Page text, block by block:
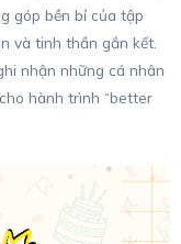
góp bền bỉ của tập
và tinh thần gắn kết.
nhận những cá nhân
hành trình “better